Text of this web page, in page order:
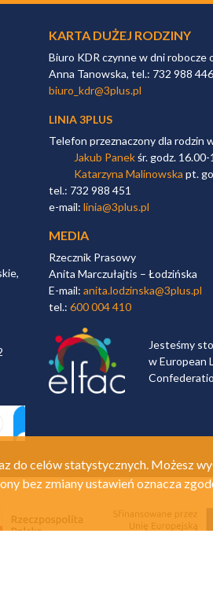
KARTA DUŻEJ RODZINY
Biuro KDR czynne w dni robocze
Anna Tanowska, tel.: 732 988 446
biuro_kdr@3plus.pl
LINIA 3PLUS
Telefon przeznaczony dla rodzin
Jakub Panekśr. godz. 16.00-
Katarzyna Malinowska pt.
tel.: 732 988 451
e-mail: linia@3plus.pl
MEDIA
Rzecznik Prasowy
Anita Marczułajtis – Łodzińska
E-mail: anita.lodzinska@3plus.pl
tel.: 600 004 410
Jesteśmy
w European
do celów statystycznych. Możesz
bez zmiany ustawień oznacza